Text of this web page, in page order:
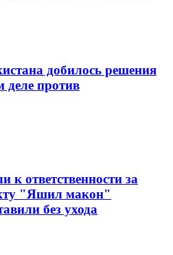
добилось решения
деле против
к ответственности за
"Яшил макон"
без ухода